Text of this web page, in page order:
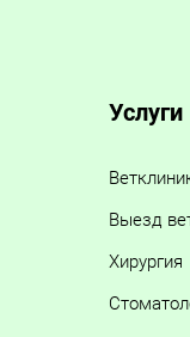
Услуги
Выезд
Хирургия